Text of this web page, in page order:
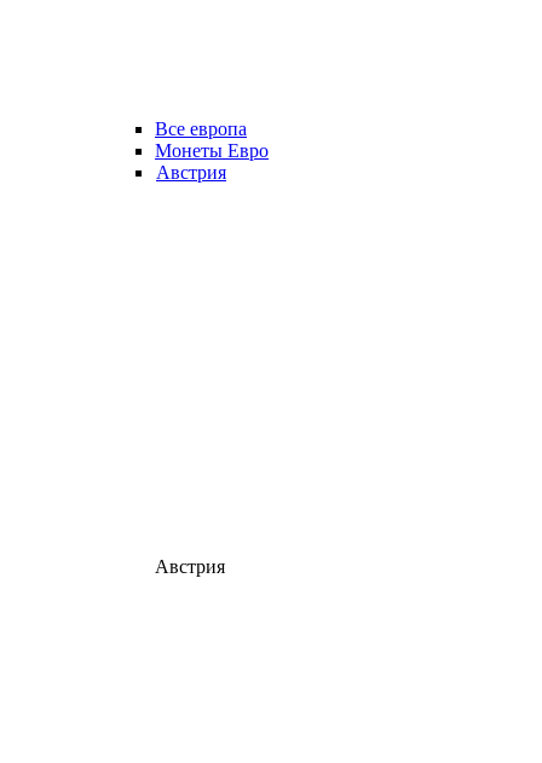
Все европа
Монеты Евро
Австрия
Австрия